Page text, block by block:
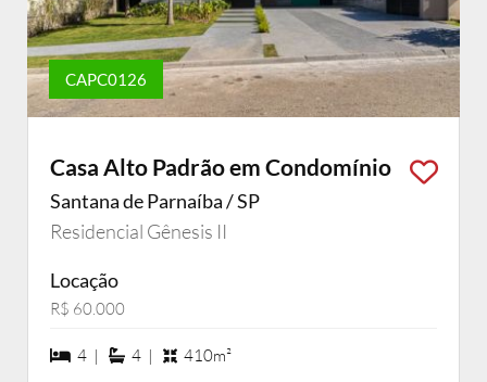
CAPC0126
Casa Alto Padrão em Condomínio
Santana de Parnaíba / SP
Residencial Gênesis II
Locação
R$ 60.000
4 dormiórios
4 | 4 suítes
4 | 410m²